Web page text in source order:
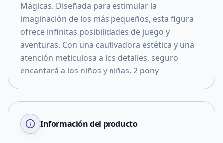
Mágicas. Diseñada para estimular la
imaginación de los más pequeños, esta figura
ofrece infinitas posibilidades de juego y
aventuras. Con una cautivadora estética y una
atención meticulosa a los detalles, seguro
encantará a los niños y niñas. 2 pony
Información del producto